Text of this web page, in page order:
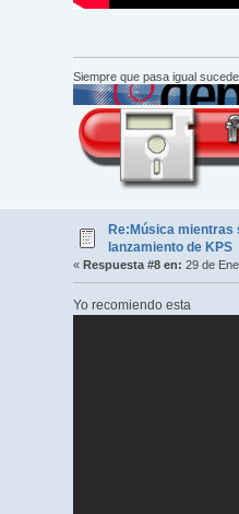
Siempre que pasa igual
Re:Música mientras
lanzamiento de KPS
« Respuesta #8 en: 29 de
Yo recomiendo esta